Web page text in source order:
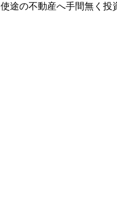
途の不動産へ手間無く